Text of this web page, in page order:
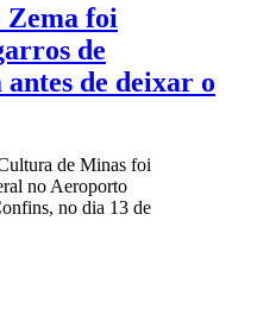
Zema foi
de
de deixar o
de Minas foi
no Aeroporto
no dia 13 de